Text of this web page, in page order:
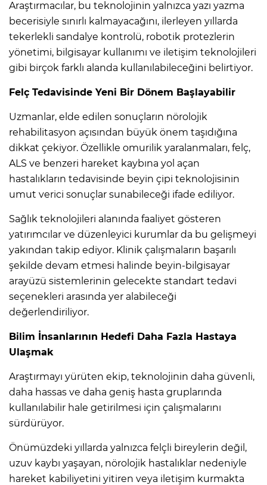
Araştırmacılar, bu teknolojinin yalnızca yazı yazma
becerisiyle sınırlı kalmayacağını, ilerleyen yıllarda
tekerlekli sandalye kontrolü, robotik protezlerin
yönetimi, bilgisayar kullanımı ve iletişim teknolojileri
gibi birçok farklı alanda kullanılabileceğini belirtiyor.
Felç Tedavisinde Yeni Bir Dönem Başlayabilir
Uzmanlar, elde edilen sonuçların nörolojik
rehabilitasyon açısından büyük önem taşıdığına
dikkat çekiyor. Özellikle omurilik yaralanmaları, felç,
ALS ve benzeri hareket kaybına yol açan
hastalıkların tedavisinde beyin çipi teknolojisinin
umut verici sonuçlar sunabileceği ifade ediliyor.
Sağlık teknolojileri alanında faaliyet gösteren
yatırımcılar ve düzenleyici kurumlar da bu gelişmeyi
yakından takip ediyor. Klinik çalışmaların başarılı
şekilde devam etmesi halinde beyin-bilgisayar
arayüzü sistemlerinin gelecekte standart tedavi
seçenekleri arasında yer alabileceği
değerlendiriliyor.
Bilim İnsanlarının Hedefi Daha Fazla Hastaya
Ulaşmak
Araştırmayı yürüten ekip, teknolojinin daha güvenli,
daha hassas ve daha geniş hasta gruplarında
kullanılabilir hale getirilmesi için çalışmalarını
sürdürüyor.
Önümüzdeki yıllarda yalnızca felçli bireylerin değil,
uzuv kaybı yaşayan, nörolojik hastalıklar nedeniyle
hareket kabiliyetini yitiren veya iletişim kurmakta